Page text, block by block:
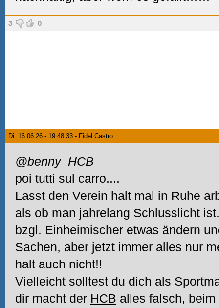
3 0
Di. 16.06.26 - 19:48:33 - Fidel Castro
@benny_HCB
poi tutti sul carro....
Lasst den Verein halt mal in Ruhe
als ob man jahrelang Schlusslicht
bzgl. Einheimischer etwas ändern
Sachen, aber jetzt immer alles nur
halt auch nicht!!
Vielleicht solltest du dich als
dir macht der HCB alles falsch,